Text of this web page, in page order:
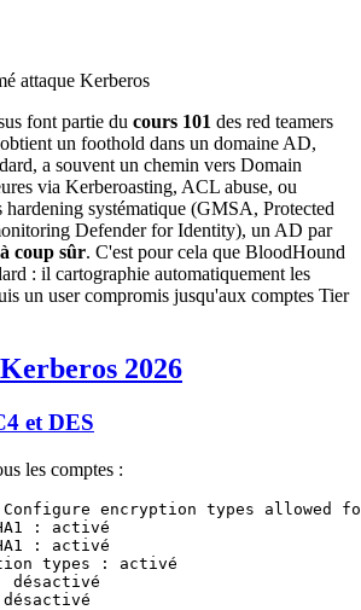
attaque Kerberos
font partie du cours 101 des red teamers
un foothold dans un domaine AD,
a souvent un chemin vers Domain
via Kerberoasting, ACL abuse, ou
hardening systématique (GMSA, Protected
Defender for Identity), un AD par
coup sûr. C'est pour cela que BloodHound
: il cartographie automatiquement les
un user compromis jusqu'aux comptes Tier
2026
et DES
les comptes :
encryption types allowed
: activé
: activé
types : activé
désactivé